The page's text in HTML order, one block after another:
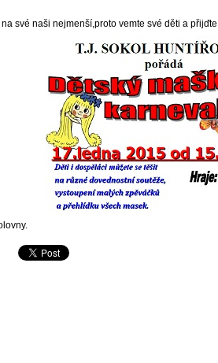
své naši nejmenší,proto vemte své děti a